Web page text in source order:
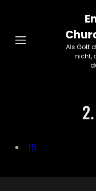
Als Gott
nicht,
15